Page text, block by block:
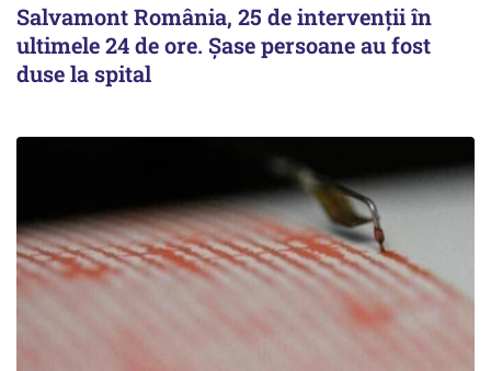
Salvamont România, 25 de intervenții în
ultimele 24 de ore. Șase persoane au fost
duse la spital